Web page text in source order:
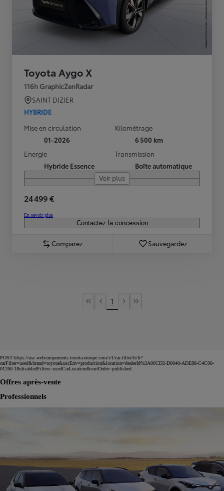
Toyota Aygo X
116h GraphicZenRadar
SAINT DIZIER
HYBRIDE
Mise en circulation
01-2026
Kilométrage
6 500 km
Energie
Hybride Essence
Transmission
Boîte automatique
Voir plus
24 499 €
En savoir plus
Contactez la concession
Comparez Sauvegardez
First Page
Previous page
1
Next page
Last Page
POST https://usc-webcomponents.toyota-europe.com/v1/car-filter/fr/fr?
carFilter=used&brand=toyota&uscEnv=production&location=dealerId%3A00CD2-D0040-ADE88-C4C00-
01260-1&disabledFilters=usedCarLocation&sortOrder=published
Offres après-vente
Professionnels